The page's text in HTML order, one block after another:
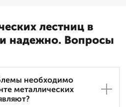
лестниц в
надежно. Вопросы
необходимо
металлических